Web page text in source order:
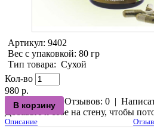
Артикул: 9402
Вес с упаковкой: 80 гр
Тип товара: Сухой
Кол-во
980 р.
Отзывов: 0 |
Добавьте к себе на стену, чтобы
Описание